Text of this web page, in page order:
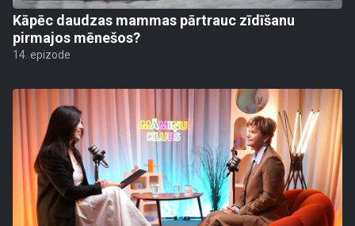
Kāpēc daudzas mammas pārtrauc zīdīšanu
pirmajos mēnešos?
14. epizode